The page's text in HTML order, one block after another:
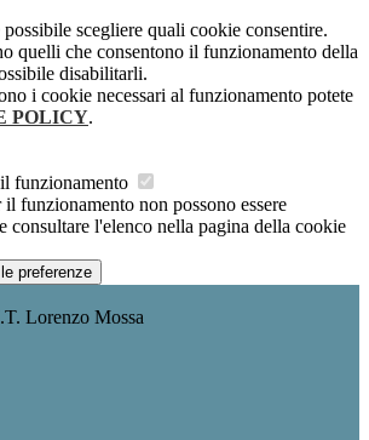
possibile scegliere quali cookie consentire.
quelli che consentono il funzionamento della
disabilitarli.
i cookie necessari al funzionamento potete
POLICY.
funzionamento
funzionamento non possono essere
consultare l'elenco nella pagina della cookie
preferenze
Lorenzo Mossa